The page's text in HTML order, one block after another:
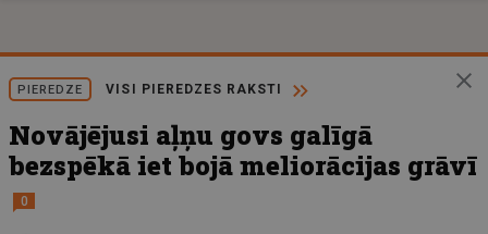
PIEREDZE VISI PIEREDZES RAKSTI
Novājējusi aļņu govs galīgā
bezspēkā iet bojā meliorācijas grāvī
0